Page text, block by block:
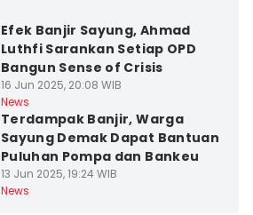
Efek Banjir Sayung, Ahmad
Luthfi Sarankan Setiap OPD
Bangun Sense of Crisis
16 Jun 2025, 20:08 WIB
News
Terdampak Banjir, Warga
Sayung Demak Dapat Bantuan
Puluhan Pompa dan Bankeu
13 Jun 2025, 19:24 WIB
News